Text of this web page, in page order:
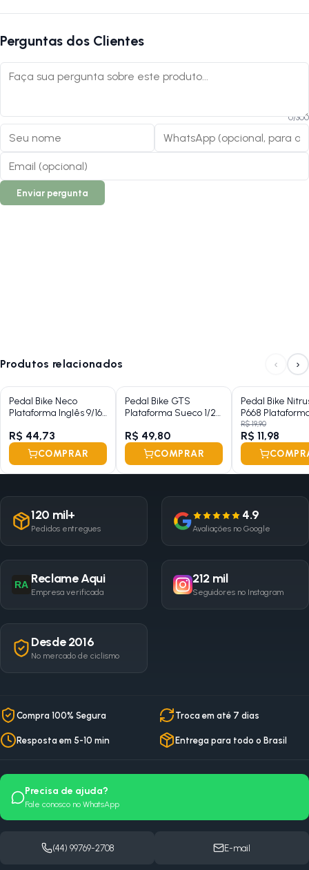
Perguntas dos Clientes
0/300
Enviar pergunta
Produtos relacionados ‹ ›
Pedal Bike Neco
Plataforma Inglês 9/16
R$ 44,73
COMPRAR
Pedal Bike GTS
Plataforma Sueco 1/2
R$ 49,80
COMPRAR
Pedal Bike
P668
Sueco 1/2
Sem Esfera
R$ 19,90
R$ 11,98
120 mil+
Pedidos entregues
4.9
Avaliações no Google
RA Reclame Aqui
Empresa verificada
212 mil
Seguidores no Instagram
Desde 2016
No mercado de ciclismo
Compra 100% Segura Troca em até 7 dias
Resposta em 5-10 min Entrega para todo o Brasil
Precisa de ajuda?
Fale conosco no WhatsApp
(44) 99769-2708 E-mail